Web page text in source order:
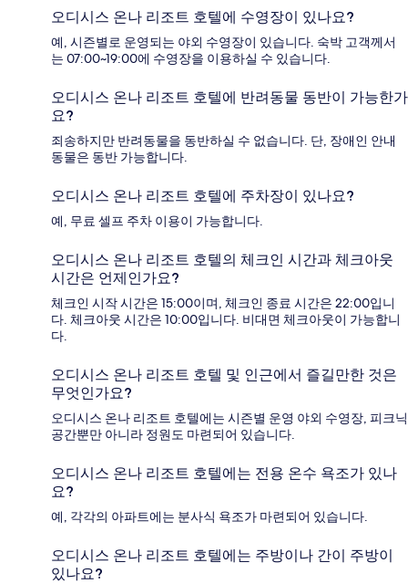
오디시스 온나 리조트 호텔에 수영장이 있나요?
예, 시즌별로 운영되는 야외 수영장이 있습니다. 숙박 고객께서
는 07:00~19:00에 수영장을 이용하실 수 있습니다.
오디시스 온나 리조트 호텔에 반려동물 동반이 가능한가
요?
죄송하지만 반려동물을 동반하실 수 없습니다. 단, 장애인 안내
동물은 동반 가능합니다.
오디시스 온나 리조트 호텔에 주차장이 있나요?
예, 무료 셀프 주차 이용이 가능합니다.
오디시스 온나 리조트 호텔의 체크인 시간과 체크아웃
시간은 언제인가요?
체크인 시작 시간은 15:00이며, 체크인 종료 시간은 22:00입니
다. 체크아웃 시간은 10:00입니다. 비대면 체크아웃이 가능합니
다.
오디시스 온나 리조트 호텔 및 인근에서 즐길만한 것은
무엇인가요?
오디시스 온나 리조트 호텔에는 시즌별 운영 야외 수영장, 피크닉
공간뿐만 아니라 정원도 마련되어 있습니다.
오디시스 온나 리조트 호텔에는 전용 온수 욕조가 있나
요?
예, 각각의 아파트에는 분사식 욕조가 마련되어 있습니다.
오디시스 온나 리조트 호텔에는 주방이나 간이 주방이
있나요?